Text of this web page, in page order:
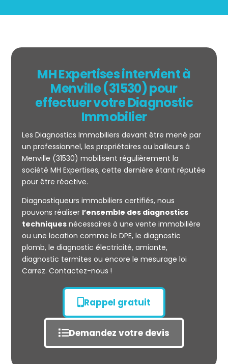
Mesurage
CARREZ
MH Expertises intervient à
Menville (31530) pour
effectuer votre Diagnostic
Immobilier
Les Diagnostics Immobiliers devant être mené par
un professionnel, les propriétaires ou bailleurs à
Menville (31530) mobilisent régulièrement la
société MH Expertises, cette dernière étant réputée
pour être réactive.
Diagnostiqueurs immobiliers certifiés, nous
pouvons réaliser l’ensemble des diagnostics
techniquesnécessaires à une vente immobilière
ou une location comme le DPE, le diagnostic
plomb, le diagnostic électricité, amiante,
diagnostic termites ou encore le mesurage loi
Carrez. Contactez-nous !
Rappel gratuit
Demandez votre devis